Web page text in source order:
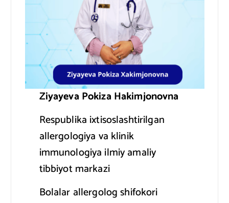
Ziyayeva Pokiza Hakimjonovna
Respublika ixtisoslashtirilgan
allergologiya va klinik
immunologiya ilmiy amaliy
tibbiyot markazi
Bolalar allergolog shifokori